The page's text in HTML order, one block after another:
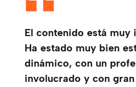
El contenido está muy
Ha estado muy bien
dinámico, con un
involucrado y con